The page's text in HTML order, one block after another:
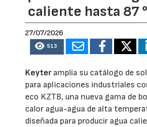
caliente hasta 87
27/07/2026
513
Keyteramplía su catálogo de
para aplicaciones industriales
eco KZTB, una nueva gama de
calor agua-agua de alta
diseñada para producir agua